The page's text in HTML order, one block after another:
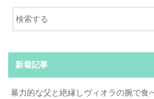
新着記事
暴力的な父と絶縁しヴィオラの腕で食